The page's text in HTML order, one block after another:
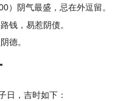
）阴气最盛，忌在外逗留。
钱，易惹阴债。
德。
日，吉时如下：